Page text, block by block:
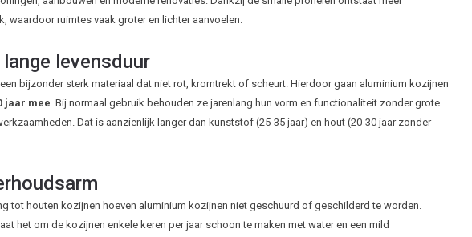
waardoor ruimtes vaak groter en lichter aanvoelen.
levensduur
bijzonder sterk materiaal dat niet rot, kromtrekt of scheurt. Hierdoor gaan aluminium kozijnen
jaar mee. Bij normaal gebruik behouden ze jarenlang hun vorm en functionaliteit zonder grote
Dat is aanzienlijk langer dan kunststof (25-35 jaar) en hout (20-30 jaar zonder
tot houten kozijnen hoeven aluminium kozijnen niet geschuurd of geschilderd te worden.
het om de kozijnen enkele keren per jaar schoon te maken met water en een mild